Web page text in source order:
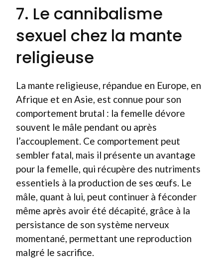
7. Le cannibalisme
sexuel chez la mante
religieuse
La mante religieuse, répandue en Europe, en
Afrique et en Asie, est connue pour son
comportement brutal : la femelle dévore
souvent le mâle pendant ou après
l’accouplement. Ce comportement peut
sembler fatal, mais il présente un avantage
pour la femelle, qui récupère des nutriments
essentiels à la production de ses œufs. Le
mâle, quant à lui, peut continuer à féconder
même après avoir été décapité, grâce à la
persistance de son système nerveux
momentané, permettant une reproduction
malgré le sacrifice.